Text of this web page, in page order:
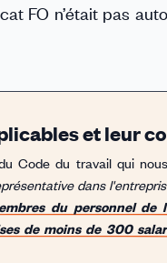
FO n’était pas
et leur
du Code du travail qui
dans
du personnel de
de moins de 300